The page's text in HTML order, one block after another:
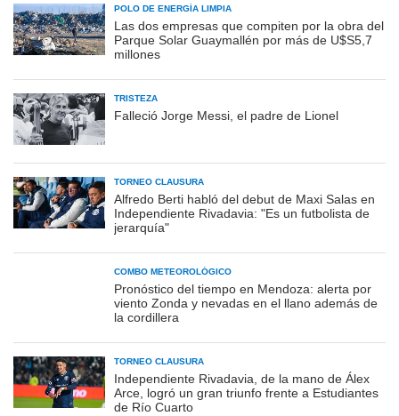
POLO DE ENERGÍA LIMPIA
Las dos empresas que compiten por la obra del
Parque Solar Guaymallén por más de U$S5,7
millones
TRISTEZA
Falleció Jorge Messi, el padre de Lionel
TORNEO CLAUSURA
Alfredo Berti habló del debut de Maxi Salas en
Independiente Rivadavia: "Es un futbolista de
jerarquía"
COMBO METEOROLÓGICO
Pronóstico del tiempo en Mendoza: alerta por
viento Zonda y nevadas en el llano además de
la cordillera
TORNEO CLAUSURA
Independiente Rivadavia, de la mano de Álex
Arce, logró un gran triunfo frente a Estudiantes
de Río Cuarto